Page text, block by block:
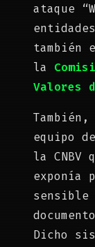
ataque
también
la
Valores
equipo
la CNBV
exponía
sensible
Dicho